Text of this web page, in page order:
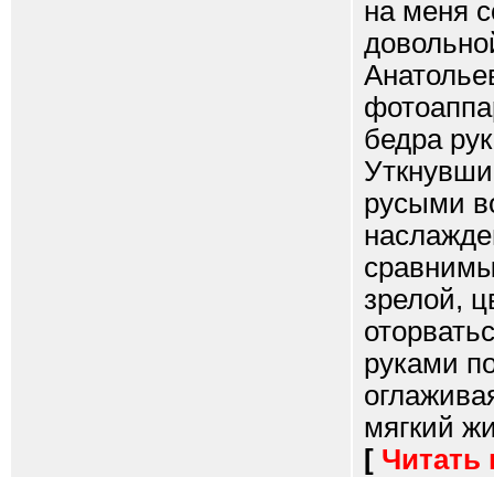
на меня
бедра
русыми
зрелой,
руками
мягкий
[ Читать